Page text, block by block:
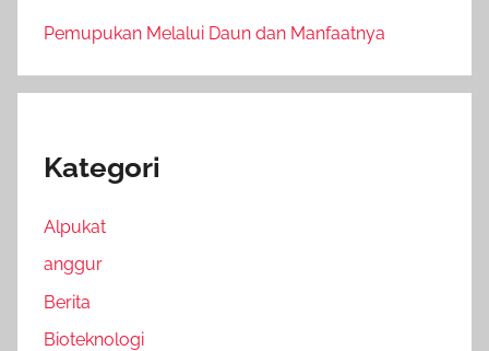
Pemupukan Melalui Daun dan Manfaatnya
Kategori
Alpukat
anggur
Berita
Bioteknologi